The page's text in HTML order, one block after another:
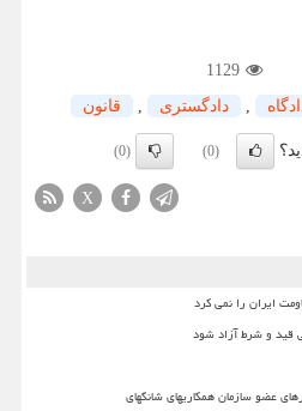
1129
, دادگستری , قانون
(0)
(0)
X
ایران را نمی کرد
قید و شرط آزاد شود
عضو سازمان همکاریهای شانگهای